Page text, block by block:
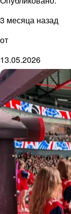
3 месяца назад
от
13.05.2026